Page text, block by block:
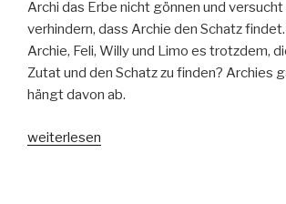
Archi das Erbe nicht gönnen und versucht
verhindern, dass Archie den Schatz
Archie, Feli, Willy und Limo es trotzdem,
Zutat und den Schatz zu finden? Archies
hängt davon ab.
„Die
weiterlesen